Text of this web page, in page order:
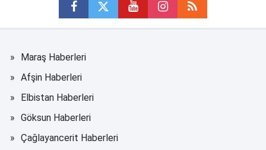
Maraş Haberleri
Afşin Haberleri
Elbistan Haberleri
Göksun Haberleri
Çağlayancerit Haberleri